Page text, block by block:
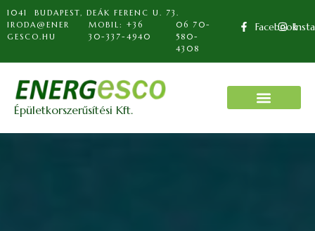
1041 BUDAPEST, DEÁK FERENC U. 73.
IRODA@ENER
GESCO.HU
MOBIL: +36
30-337-4940
06 70-
580-
4308
Facebook
Épületkorszerűsítési Kft.